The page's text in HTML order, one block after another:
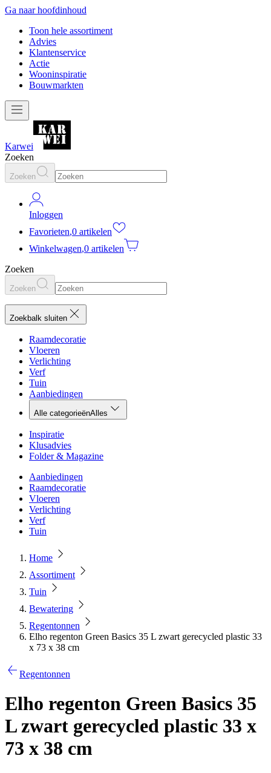
Ga naar hoofdinhoud
Toon hele assortiment
Advies
Klantenservice
Actie
Wooninspiratie
Bouwmarkten
Karwei
Zoeken
Zoeken
Inloggen
Favorieten,0 artikelen
Winkelwagen,0 artikelen
Zoeken
Zoeken
Zoekbalk sluiten
Raamdecoratie
Vloeren
Verlichting
Verf
Tuin
Aanbiedingen
Alle categorieënAlles
Inspiratie
Klusadvies
Folder & Magazine
Aanbiedingen
Raamdecoratie
Vloeren
Verlichting
Verf
Tuin
Home
Assortiment
Tuin
Bewatering
Regentonnen
Elho regenton Green Basics 35 L zwart gerecycled plastic 33
x 73 x 38 cm
Regentonnen
Elho regenton Green Basics 35
L zwart gerecycled plastic 33 x
73 x 38 cm